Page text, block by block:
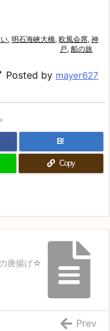
, 明石海峡大橋, 欧風会席, 神
戸, 船の旅
Posted by mayer627
B!
Copy
唐揚げ☆
Prev